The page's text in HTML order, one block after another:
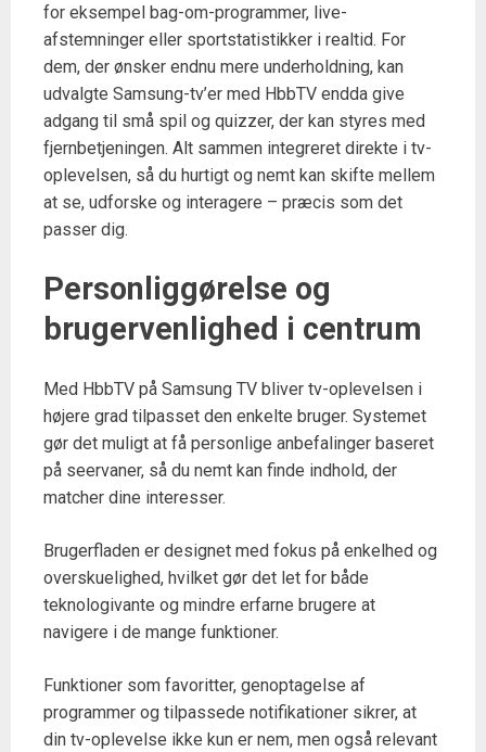
for eksempel bag-om-programmer, live-
afstemninger eller sportstatistikker i realtid. For
dem, der ønsker endnu mere underholdning, kan
udvalgte Samsung-tv’er med HbbTV endda give
adgang til små spil og quizzer, der kan styres med
fjernbetjeningen. Alt sammen integreret direkte i tv-
oplevelsen, så du hurtigt og nemt kan skifte mellem
at se, udforske og interagere – præcis som det
passer dig.
Personliggørelse og
brugervenlighed i centrum
Med HbbTV på Samsung TV bliver tv-oplevelsen i
højere grad tilpasset den enkelte bruger. Systemet
gør det muligt at få personlige anbefalinger baseret
på seervaner, så du nemt kan finde indhold, der
matcher dine interesser.
Brugerfladen er designet med fokus på enkelhed og
overskuelighed, hvilket gør det let for både
teknologivante og mindre erfarne brugere at
navigere i de mange funktioner.
Funktioner som favoritter, genoptagelse af
programmer og tilpassede notifikationer sikrer, at
din tv-oplevelse ikke kun er nem, men også relevant